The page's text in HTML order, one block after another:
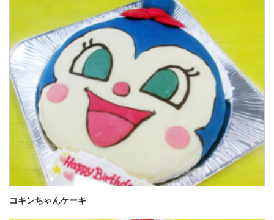
コキンちゃんケーキ